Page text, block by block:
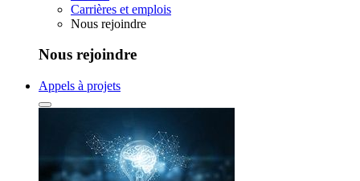
Carrières et emplois
Nous rejoindre
Nous rejoindre
Appels à projets